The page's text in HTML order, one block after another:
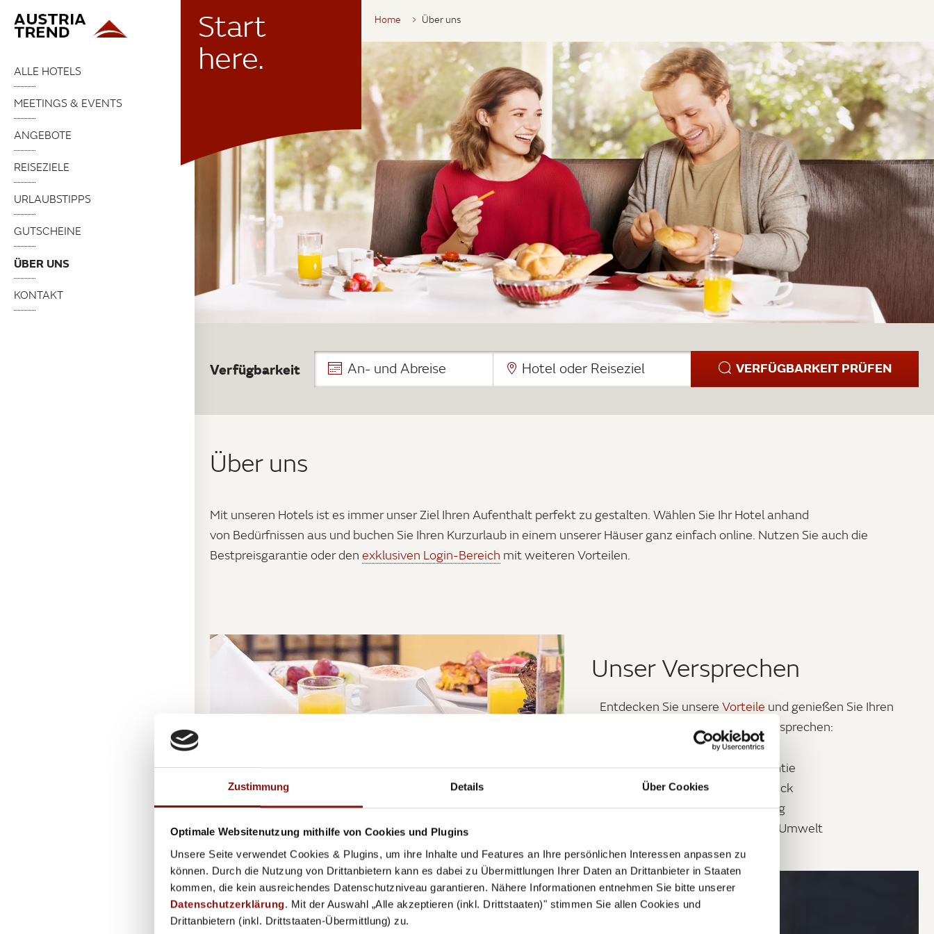
Zustimmung Details Über Cookies
Optimale Websitenutzung mithilfe von Cookies und Plugins
Unsere Seite verwendet Cookies & Plugins, um ihre Inhalte und Features an Ihre persönlichen Interessen anpassen zu
können. Durch die Nutzung von Drittanbietern kann es dabei zu Übermittlungen Ihrer Daten an Drittanbieter in Staaten
kommen, die kein ausreichendes Datenschutzniveau garantieren. Nähere Informationen entnehmen Sie bitte unserer
Datenschutzerklärung. Mit der Auswahl „Alle akzeptieren (inkl. Drittstaaten)" stimmen Sie allen Cookies und
Drittanbietern (inkl. Drittstaaten-Übermittlung) zu.
ALLE HOTELS
MEETINGS & EVENTS
ANGEBOTE
REISEZIELE
URLAUBSTIPPS
GUTSCHEINE
ÜBER UNS
KONTAKT
Start
here.
Home Über uns
Verfügbarkeit An- und Abreise Hotel oder Reiseziel VERFÜGBARKEIT PRÜFEN
Über uns
Mit unseren Hotels ist es immer unser Ziel Ihren Aufenthalt perfekt zu gestalten. Wählen Sie Ihr Hotel anhand
von Bedürfnissen aus und buchen Sie Ihren Kurzurlaub in einem unserer Häuser ganz einfach online. Nutzen Sie auch die
Bestpreisgarantie oder den exklusiven Login-Bereich mit weiteren Vorteilen.
Unser Versprechen
Entdecken Sie unsere Vorteile und genießen Sie Ihren
Aufenthalt. Unser Versprechen:
Bestpreisgarantie
Genussfrühstück
Tagesplanung
Gemeinsam für die Umwelt
Austria Trend Hotels CARES